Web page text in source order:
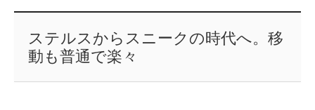
ステルスからスニークの時代へ。移
動も普通で楽々